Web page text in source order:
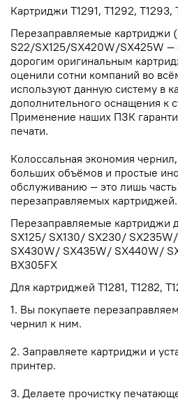
Картриджи T1291, T1292, T1293,
Перезаправляемые картриджи
S22/SX125/SX420W/SX425W —
дорогим оригинальным
оценили сотни компаний во
используют данную систему в
дополнительного оснащения к
Применение наших ПЗК
печати.
Колоссальная экономия
больших объёмов и простые
обслуживанию — это лишь
перезаправляемых картриджей.
Перезаправляемые картриджи
SX125/ SX130/ SX230/
SX430W/ SX435W/ SX440W/
BX305FX
Для картриджей T1281, T1282,
1. Вы покупаете
чернил к ним.
2. Заправляете картриджи и
принтер.
3. Делаете прочистку